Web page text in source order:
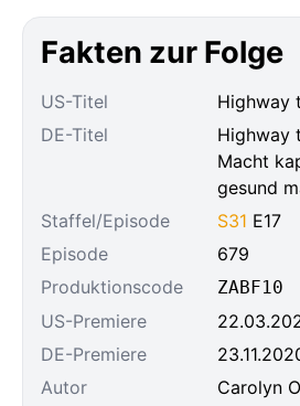
Fakten zur Folge
US-Titel
Highway
DE-Titel
Highway
Macht
gesund
Staffel/Episode
S31 E17
Episode
679
Produktionscode
ZABF10
US-Premiere
DE-Premiere
Autor
Carolyn